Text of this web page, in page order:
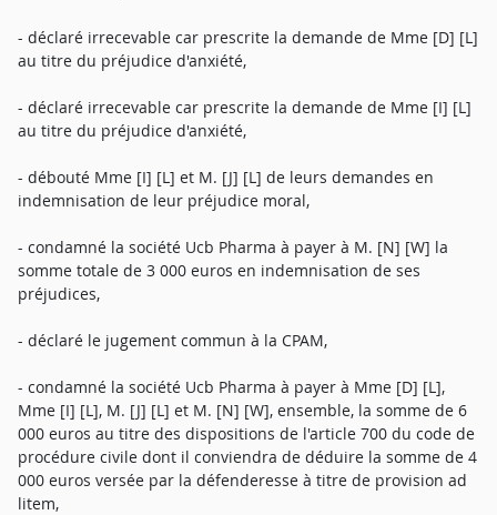
- déclaré irrecevable car prescrite la demande de Mme [D] [L]
au titre du préjudice d'anxiété,
- déclaré irrecevable car prescrite la demande de Mme [I] [L]
au titre du préjudice d'anxiété,
- débouté Mme [I] [L] et M. [J] [L] de leurs demandes en
indemnisation de leur préjudice moral,
- condamné la société Ucb Pharma à payer à M. [N] [W] la
somme totale de 3 000 euros en indemnisation de ses
préjudices,
- déclaré le jugement commun à la CPAM,
- condamné la société Ucb Pharma à payer à Mme [D] [L],
Mme [I] [L], M. [J] [L] et M. [N] [W], ensemble, la somme de 6
000 euros au titre des dispositions de l'article 700 du code de
procédure civile dont il conviendra de déduire la somme de 4
000 euros versée par la défenderesse à titre de provision ad
litem,